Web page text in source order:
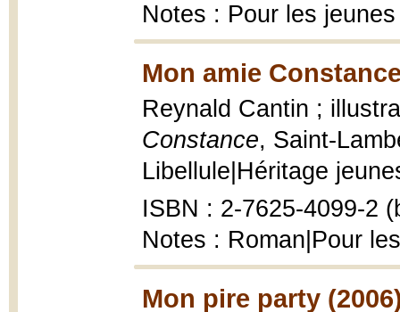
Notes : Pour les
Mon amie
Reynald Cantin ;
Constance, Saint-
Libellule|Héritage
ISBN : 2-7625-4099-2
Notes : Roman|Pour
Mon pire party